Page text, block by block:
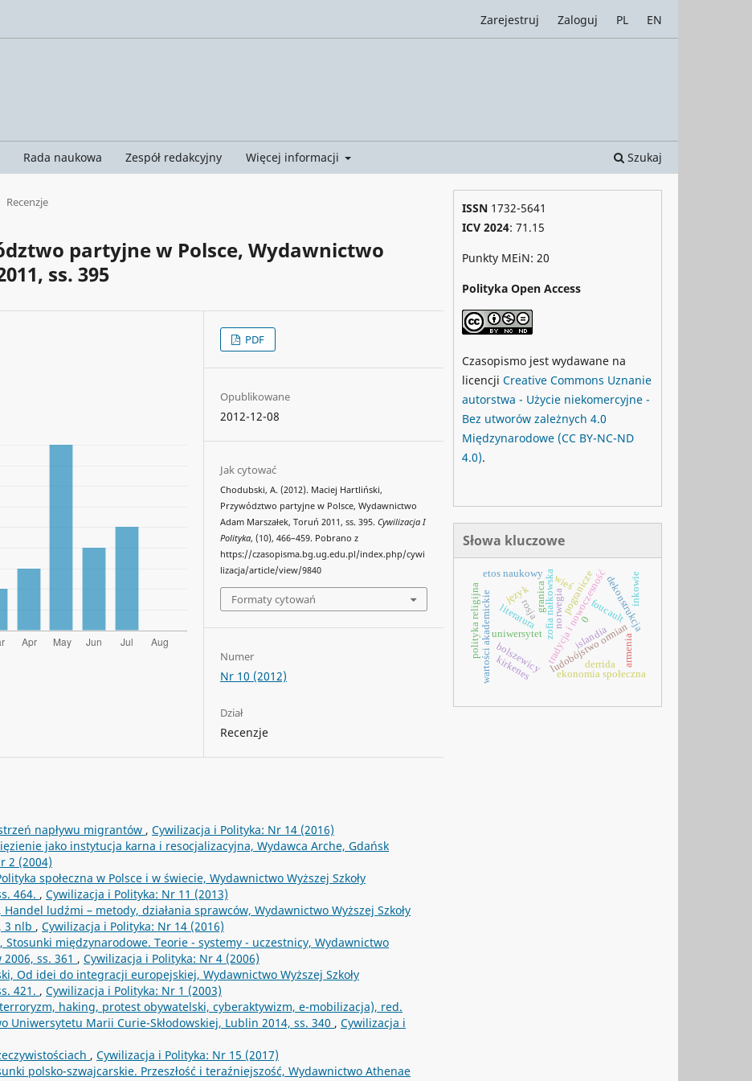
Rada naukowa Zespół redakcyjny Więcej informacji Szukaj
Zarejestruj Zaloguj PL EN
Recenzje
partyjne w Polsce, Wydawnictwo
ss. 395
PDF
Opublikowane
2012-12-08
Jak cytować
Chodubski, A. (2012). Maciej Hartliński,
Przywództwo partyjne w Polsce, Wydawnictwo
Adam Marszałek, Toruń 2011, ss. 395.Cywilizacja I
Polityka, (10), 466–459. Pobrano z
https://czasopisma.bg.ug.edu.pl/index.php/cywi
lizacja/article/view/9840
Formaty cytowań
Numer
Nr 10 (2012)
Dział
Recenzje
napływu migrantów , Cywilizacja i Polityka: Nr 14 (2016)
jako instytucja karna i resocjalizacyjna, Wydawca Arche, Gdańsk
2 (2004)
społeczna w Polsce i w świecie, Wydawnictwo Wyższej Szkoły
464. , Cywilizacja i Polityka: Nr 11 (2013)
ludźmi – metody, działania sprawców, Wydawnictwo Wyższej Szkoły
3 nlb , Cywilizacja i Polityka: Nr 14 (2016)
Stosunki międzynarodowe. Teorie - systemy - uczestnicy, Wydawnictwo
ss. 361 , Cywilizacja i Polityka: Nr 4 (2006)
Od idei do integracji europejskiej, Wydawnictwo Wyższej Szkoły
421. , Cywilizacja i Polityka: Nr 1 (2003)
haking, protest obywatelski, cyberaktywizm, e-mobilizacja), red.
Uniwersytetu Marii Curie-Skłodowskiej, Lublin 2014, ss. 340 , Cywilizacja i
, Cywilizacja i Polityka: Nr 15 (2017)
polsko-szwajcarskie. Przeszłość i teraźniejszość, Wydawnictwo Athenae
ISSN 1732-5641
ICV 2024: 71.15
Punkty MEiN: 20
Polityka Open Access
Czasopismo jest wydawane na
licencji Creative Commons Uznanie
autorstwa - Użycie niekomercyjne -
Bez utworów zależnych 4.0
Międzynarodowe (CC BY-NC-ND
4.0).
Słowa kluczowe
rosja tradycja i nowoczesność
ludobójstwo ormian
0
literatura zofia nałkowska
uniwersytet
wartości akademickie dekonstrukcja
ekonomia społeczna
derrida
foucault
język
bolszewicy
polityka religijna armenia
islandia
etos naukowy
kirkenes
norwegiapogranicze
granica inkowie
wieś